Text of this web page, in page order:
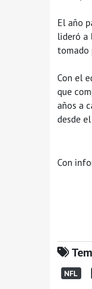
El año
lideró a
tomado
Con el
que
años a
desde
Con
NFL